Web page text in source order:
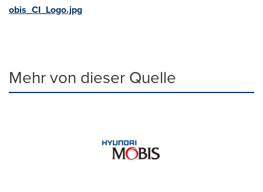
obis_CI_Logo.jpg
Mehr von dieser Quelle